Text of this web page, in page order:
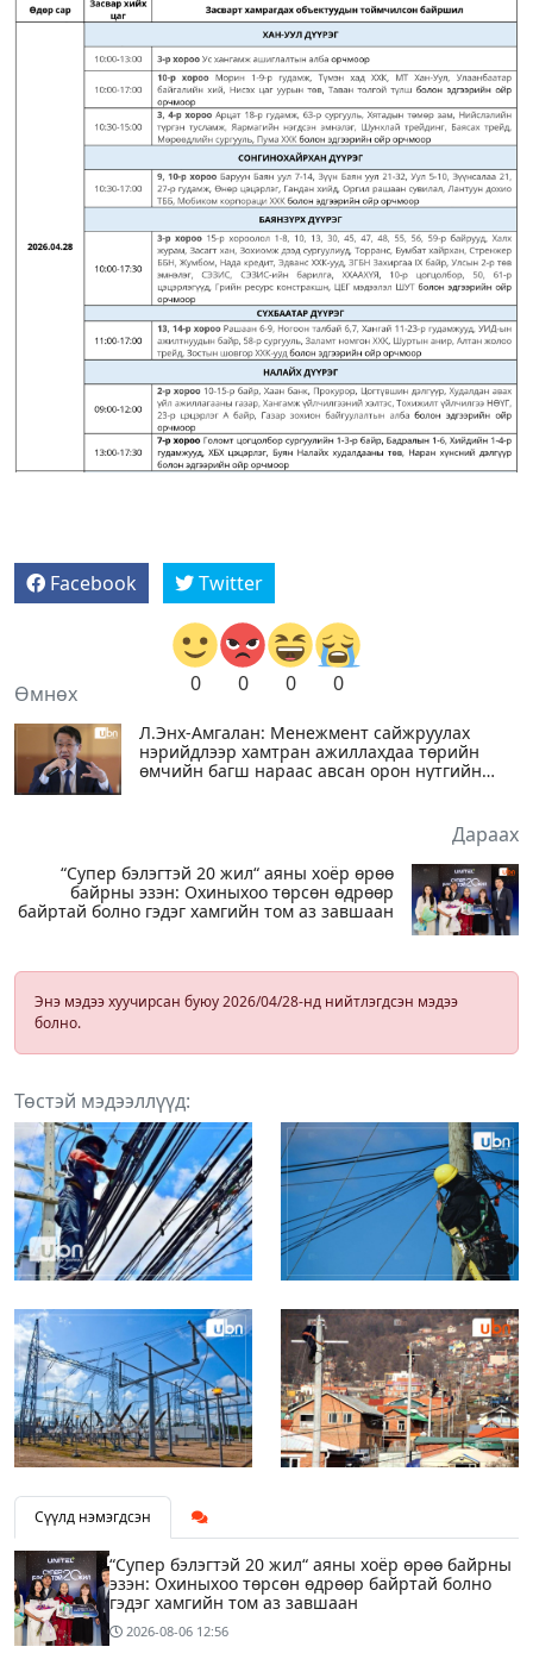
Facebook Twitter
0 0 0 0
Өмнөх
Л.Энх-Амгалан: Менежмент сайжруулах
нэрийдлээр хамтран ажиллахдаа төрийн
өмчийн багш нараас авсан орон нутгийн
Дараах
“Супер бэлэгтэй 20 жил“ аяны хоёр өрөө
байрны эзэн: Охиныхоо төрсөн өдрөөр
байртай болно гэдэг хамгийн том аз завшаан
Энэ мэдээ хуучирсан буюу 2026/04/28-нд нийтлэгдсэн мэдээ
болно.
Төстэй мэдээллүүд:
Сүүлд нэмэгдсэн
“Супер бэлэгтэй 20 жил“ аяны хоёр өрөө байрны
эзэн: Охиныхоо төрсөн өдрөөр байртай болно
гэдэг хамгийн том аз завшаан
2026-08-06 12:56